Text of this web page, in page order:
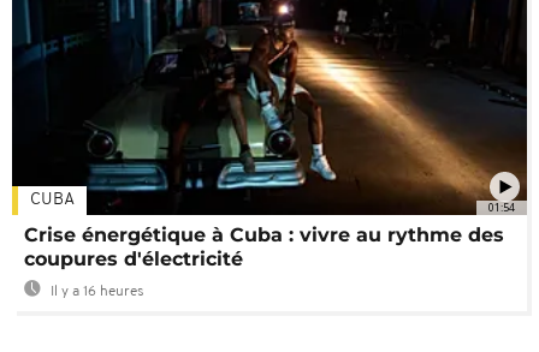
01:54
CUBA
Crise énergétique à Cuba : vivre au rythme des
coupures d'électricité
Il y a 16 heures